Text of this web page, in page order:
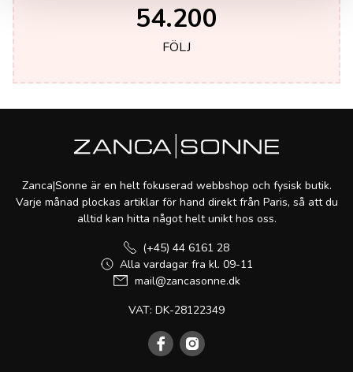
54.200
FÖLJ
Zanca|Sonne är en helt fokuserad webbshop och fysisk butik.
Varje månad plockas artiklar för hand direkt från Paris, så att du
alltid kan hitta något helt unikt hos oss.
(+45) 44 6161 28
Alla vardagar fra kl. 09-11
mail@zancasonne.dk
VAT: DK-28122349